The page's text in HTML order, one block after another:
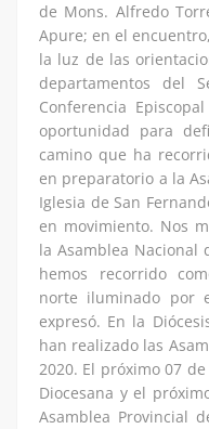
de Mons. Alfredo
Apure; en el
la luz de las
departamentos del
Conferencia
oportunidad para
camino que ha
en preparatorio a la
Iglesia de San
en movimiento. Nos
la Asamblea Nacional
hemos recorrido
norte iluminado por
expresó. En la
han realizado las
2020. El próximo 07
Diocesana y el
Asamblea Provincial